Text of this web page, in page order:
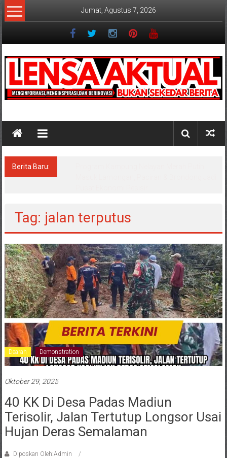
Lompat
ke
Jumat, Agustus 7, 2026
Berita Baru:
Tag: jalan terputus
Dearah Demonstration
Oktober 29, 2025
40 KK Di Desa Padas Madiun
Terisolir, Jalan Tertutup Longsor Usai
Hujan Deras Semalaman
Diposkan Oleh:Admin